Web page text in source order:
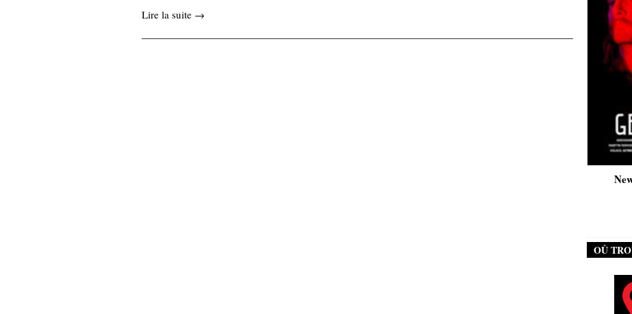
Lire la suite →
OÙ